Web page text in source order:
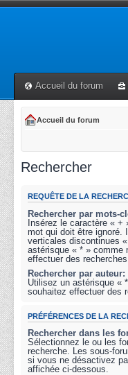
Accueil du forum
Accueil du forum
Rechercher
REQUÊTE DE LA
Rechercher par mots-
Insérez le caractère « +
mot qui doit être ignoré.
verticales discontinues
astérisque « * » comme
effectuer des recherches
Rechercher par auteur:
Utilisez un astérisque «
souhaitez effectuer des
PRÉFÉRENCES DE LA
Rechercher dans les
Sélectionnez le ou les
recherche. Les sous-
si vous ne désactivez
affichée ci-dessous.